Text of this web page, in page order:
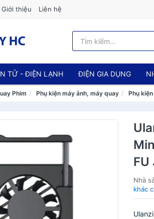
Giới thiệu Liên hệ
TỬ - ĐIỆN LẠNH ĐIỆN GIA DỤNG
Phim Phụ kiện máy ảnh, máy quay Phụ
FU
Nhà
khác